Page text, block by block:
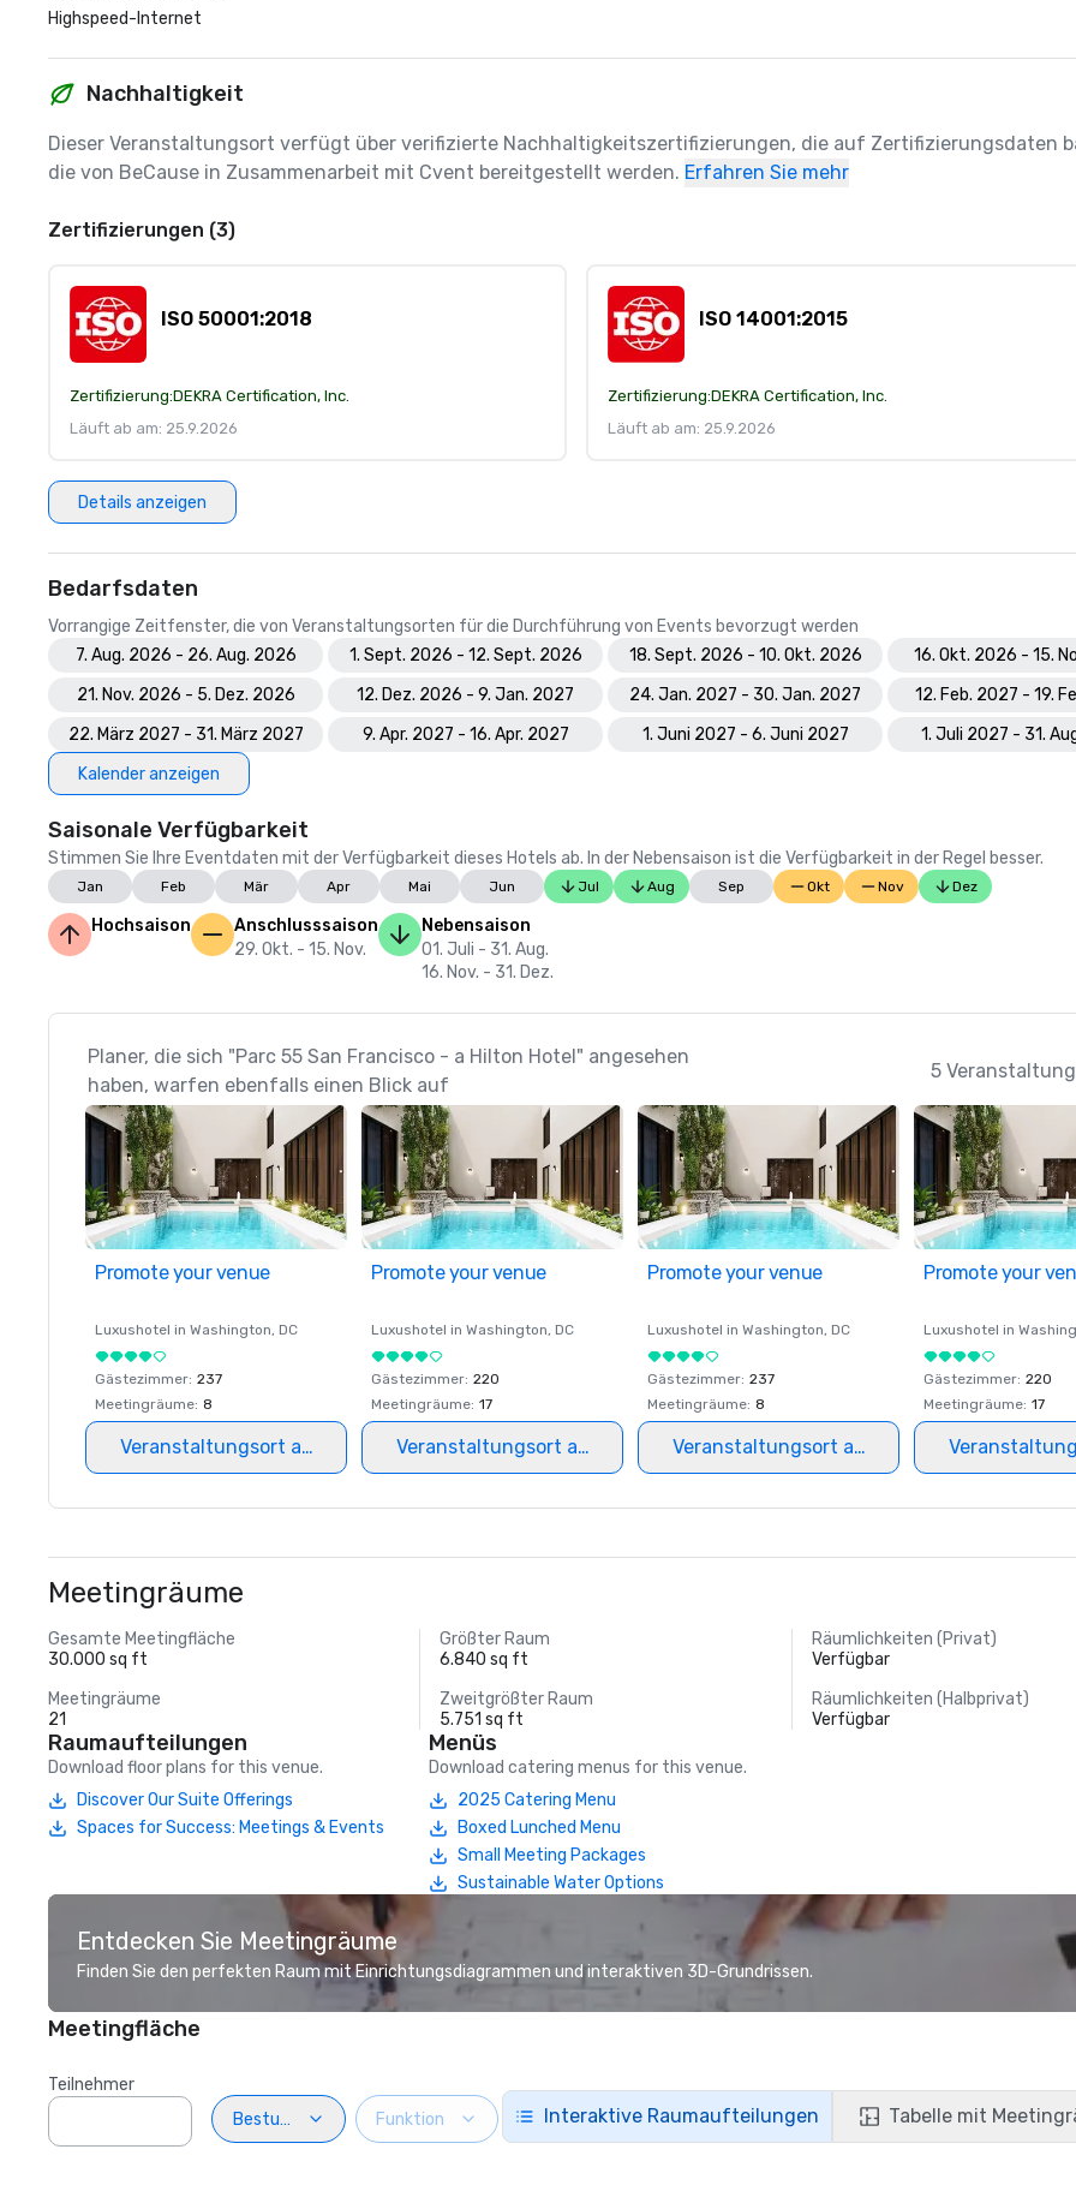
Highspeed-Internet
Nachhaltigkeit
Dieser Veranstaltungsort verfügt über verifizierte Nachhaltigkeitszertifizierungen, die auf Zertifizierungsdaten
die von BeCause in Zusammenarbeit mit Cvent bereitgestellt werden. Erfahren Sie mehr
Zertifizierungen (3)
ISO 50001:2018
Zertifizierung:DEKRA Certification, Inc.
Läuft ab am: 25.9.2026
ISO 14001:2015
Zertifizierung:DEKRA Certification, Inc.
Läuft ab am: 25.9.2026
Details anzeigen
Bedarfsdaten
Vorrangige Zeitfenster, die von Veranstaltungsorten für die Durchführung von Events bevorzugt werden
7. Aug. 2026 - 26. Aug. 2026
1. Sept. 2026 - 12. Sept. 2026 18. Sept. 2026 - 10. Okt. 2026
16. Okt. 2026 - 15.
21. Nov. 2026 - 5. Dez. 2026
12. Dez. 2026 - 9. Jan. 2027 24. Jan. 2027 - 30. Jan. 2027
12. Feb. 2027 - 19.
22. März 2027 - 31. März 2027
9. Apr. 2027 - 16. Apr. 2027 1. Juni 2027 - 6. Juni 2027
1. Juli 2027 - 31.
Kalender anzeigen
Saisonale Verfügbarkeit
Stimmen Sie Ihre Eventdaten mit der Verfügbarkeit dieses Hotels ab. In der Nebensaison ist die Verfügbarkeit in der Regel besser.
Jan Feb Mär Apr Mai Jun Jul Aug Sep Okt Nov Dez
Hochsaison
Anschlusssaison
29. Okt. - 15. Nov.
Nebensaison
01. Juli - 31. Aug.
16. Nov. - 31. Dez.
Planer, die sich "Parc 55 San Francisco - a Hilton Hotel" angesehen
haben, warfen ebenfalls einen Blick auf
5
Promote your venue
Luxushotel in Washington, DC
Gästezimmer: 237
Meetingräume: 8
Veranstaltungsort auswählen
Promote your venue
Luxushotel in Washington, DC
Gästezimmer: 220
Meetingräume: 17
Veranstaltungsort auswählen
Promote your venue
Luxushotel in Washington, DC
Gästezimmer: 237
Meetingräume: 8
Veranstaltungsort auswählen
Promote your
Luxushotel in
Gästezimmer: 220
Meetingräume: 17
Meetingräume
Gesamte Meetingfläche
30.000 sq ft
Größter Raum
6.840 sq ft
Räumlichkeiten (Privat)
Verfügbar
Meetingräume
21
Zweitgrößter Raum
5.751 sq ft
Räumlichkeiten (Halbprivat)
Verfügbar
Raumaufteilungen
Download floor plans for this venue.
Discover Our Suite Offerings
Spaces for Success: Meetings & Events
Menüs
Download catering menus for this venue.
2025 Catering Menu
Boxed Lunched Menu
Small Meeting Packages
Sustainable Water Options
Entdecken Sie Meetingräume
Finden Sie den perfekten Raum mit Einrichtungsdiagrammen und interaktiven 3D-Grundrissen.
Meetingfläche
Teilnehmer
Bestuhlung
Funktion Interaktive Raumaufteilungen Tabelle mit